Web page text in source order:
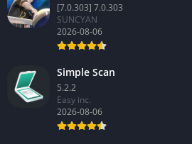
[7.0.303] 7.0.303
SUNCYAN
2026-08-06
Simple Scan
5.2.2
Easy inc.
2026-08-06